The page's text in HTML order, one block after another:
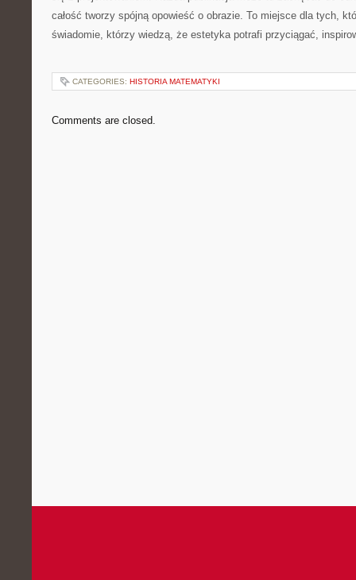
całość tworzy spójną opowieść o obrazie. To miejsce dla tych,
świadomie, którzy wiedzą, że estetyka potrafi przyciągać,
CATEGORIES: HISTORIA MATEMATYKI
Comments are closed.